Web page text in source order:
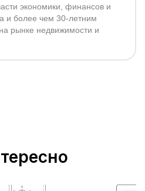
экономики, финансов и
и более чем 30-летним
рынке недвижимости и